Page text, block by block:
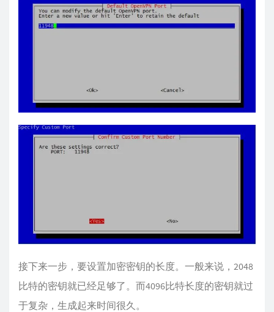
接下来一步，要设置加密密钥的长度。一般来说，2048
比特的密钥就已经足够了。而4096比特长度的密钥就过
于复杂，生成起来时间很久。